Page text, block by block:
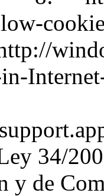
34/
y de